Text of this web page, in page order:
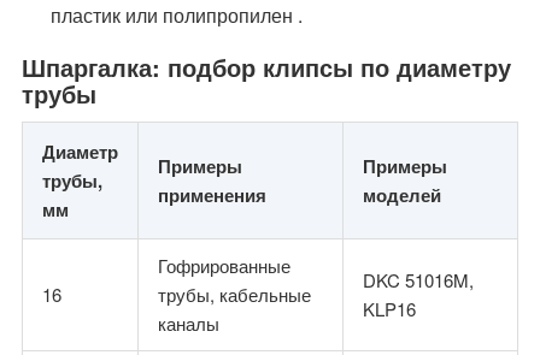
пластик или полипропилен .
Шпаргалка: подбор клипсы по диаметру
трубы
Диаметр
трубы,
мм
Примеры
применения
Примеры
моделей
16
Гофрированные
трубы, кабельные
каналы
DKC 51016M,
KLP16